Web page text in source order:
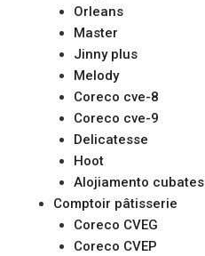
Orleans
Master
Jinny plus
Melody
Coreco cve-8
Coreco cve-9
Delicatesse
Hoot
Alojiamento cubates
Comptoir pâtisserie
Coreco CVEG
Coreco CVEP